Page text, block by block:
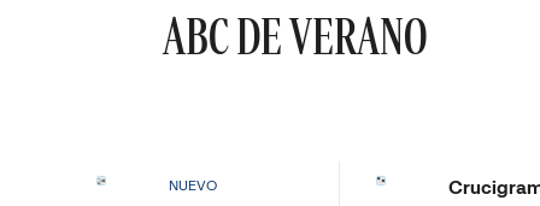
ABC DE VERANO
NUEVO